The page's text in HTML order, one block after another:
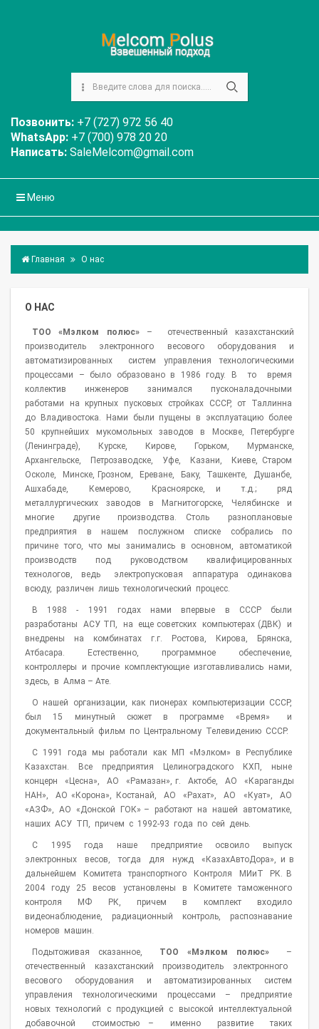
Позвонить: +7 (727) 972 56 40
WhatsApp: +7 (700) 978 20 20
Написать: SaleMelcom@gmail.com
Меню
Главная О нас
О НАС
ТОО «Мэлком полюс»– отечественный казахстанский
производитель электронного весового оборудования и
автоматизированных систем управления технологическими
процессами – было образовано в 1986 году. В то время
коллектив инженеров занимался пусконаладочными
работами на крупных пусковых стройках СССР, от Таллинна
до Владивостока. Нами были пущены в эксплуатацию более
50 крупнейших мукомольных заводов в Москве, Петербурге
(Ленинграде), Курске, Кирове, Горьком, Мурманске,
Архангельске, Петрозаводске, Уфе, Казани, Киеве, Старом
Осколе, Минске, Грозном, Ереване, Баку, Ташкенте, Душанбе,
Ашхабаде, Кемерово, Красноярске, и т.д.; ряд
металлургических заводов в Магнитогорске, Челябинске и
многие другие производства. Столь разноплановые
предприятия в нашем послужном списке собрались по
причине того, что мы занимались в основном, автоматикой
производств под руководством квалифицированных
технологов, ведь электропусковая аппаратура одинакова
всюду, различен лишь технологический процесс.
В 1988 - 1991 годах нами впервые в СССР были
разработаны АСУ ТП, на еще советских компьютерах (ДВК) и
внедрены на комбинатах г.г. Ростова, Кирова, Брянска,
Атбасара. Естественно, программное обеспечение,
контроллеры и прочие комплектующие изготавливались нами,
здесь, в Алма – Ате.
О нашей организации, как пионерах компьютеризации СССР,
был 15 минутный сюжет в программе «Время» и
документальный фильм по Центральному Телевидению СССР.
С 1991 года мы работали как МП «Мэлком» в Республике
Казахстан. Все предприятия Целиноградского КХП, ныне
концерн «Цесна», АО «Рамазан», г. Актобе, АО «Караганды
НАН», АО «Корона», Костанай, АО «Рахат», АО «Куат», АО
«АЗФ», АО «Донской ГОК» – работают на нашей автоматике,
наших АСУ ТП, причем с 1992-93 года по сей день.
С 1995 года наше предприятие освоило выпуск
электронных весов, тогда для нужд «КазахАвтоДора», и в
дальнейшем Комитета транспортного Контроля МИиТ РК. В
2004 году 25 весов установлены в Комитете таможенного
контроля МФ РК, причем в комплект входило
видеонаблюдение, радиационный контроль, распознавание
номеров машин.
Подытоживая сказанное, ТОО «Мэлком полюс» –
отечественный казахстанский производитель электронного
весового оборудования и автоматизированных систем
управления технологическими процессами – предприятие
новых технологий с продукцией с высокой интеллектуальной
добавочной стоимостью – именно развитие таких